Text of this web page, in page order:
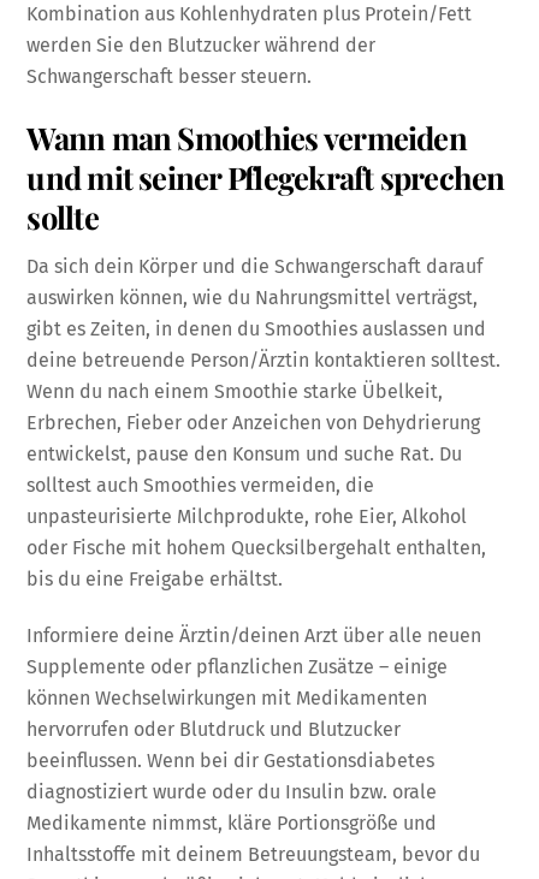
Kombination aus Kohlenhydraten plus Protein/Fett
werden Sie den Blutzucker während der
Schwangerschaft besser steuern.
Wann man Smoothies vermeiden
und mit seiner Pflegekraft sprechen
sollte
Da sich dein Körper und die Schwangerschaft darauf
auswirken können, wie du Nahrungsmittel verträgst,
gibt es Zeiten, in denen du Smoothies auslassen und
deine betreuende Person/Ärztin kontaktieren solltest.
Wenn du nach einem Smoothie starke Übelkeit,
Erbrechen, Fieber oder Anzeichen von Dehydrierung
entwickelst, pause den Konsum und suche Rat. Du
solltest auch Smoothies vermeiden, die
unpasteurisierte Milchprodukte, rohe Eier, Alkohol
oder Fische mit hohem Quecksilbergehalt enthalten,
bis du eine Freigabe erhältst.
Informiere deine Ärztin/deinen Arzt über alle neuen
Supplemente oder pflanzlichen Zusätze – einige
können Wechselwirkungen mit Medikamenten
hervorrufen oder Blutdruck und Blutzucker
beeinflussen. Wenn bei dir Gestationsdiabetes
diagnostiziert wurde oder du Insulin bzw. orale
Medikamente nimmst, kläre Portionsgröße und
Inhaltsstoffe mit deinem Betreuungsteam, bevor du